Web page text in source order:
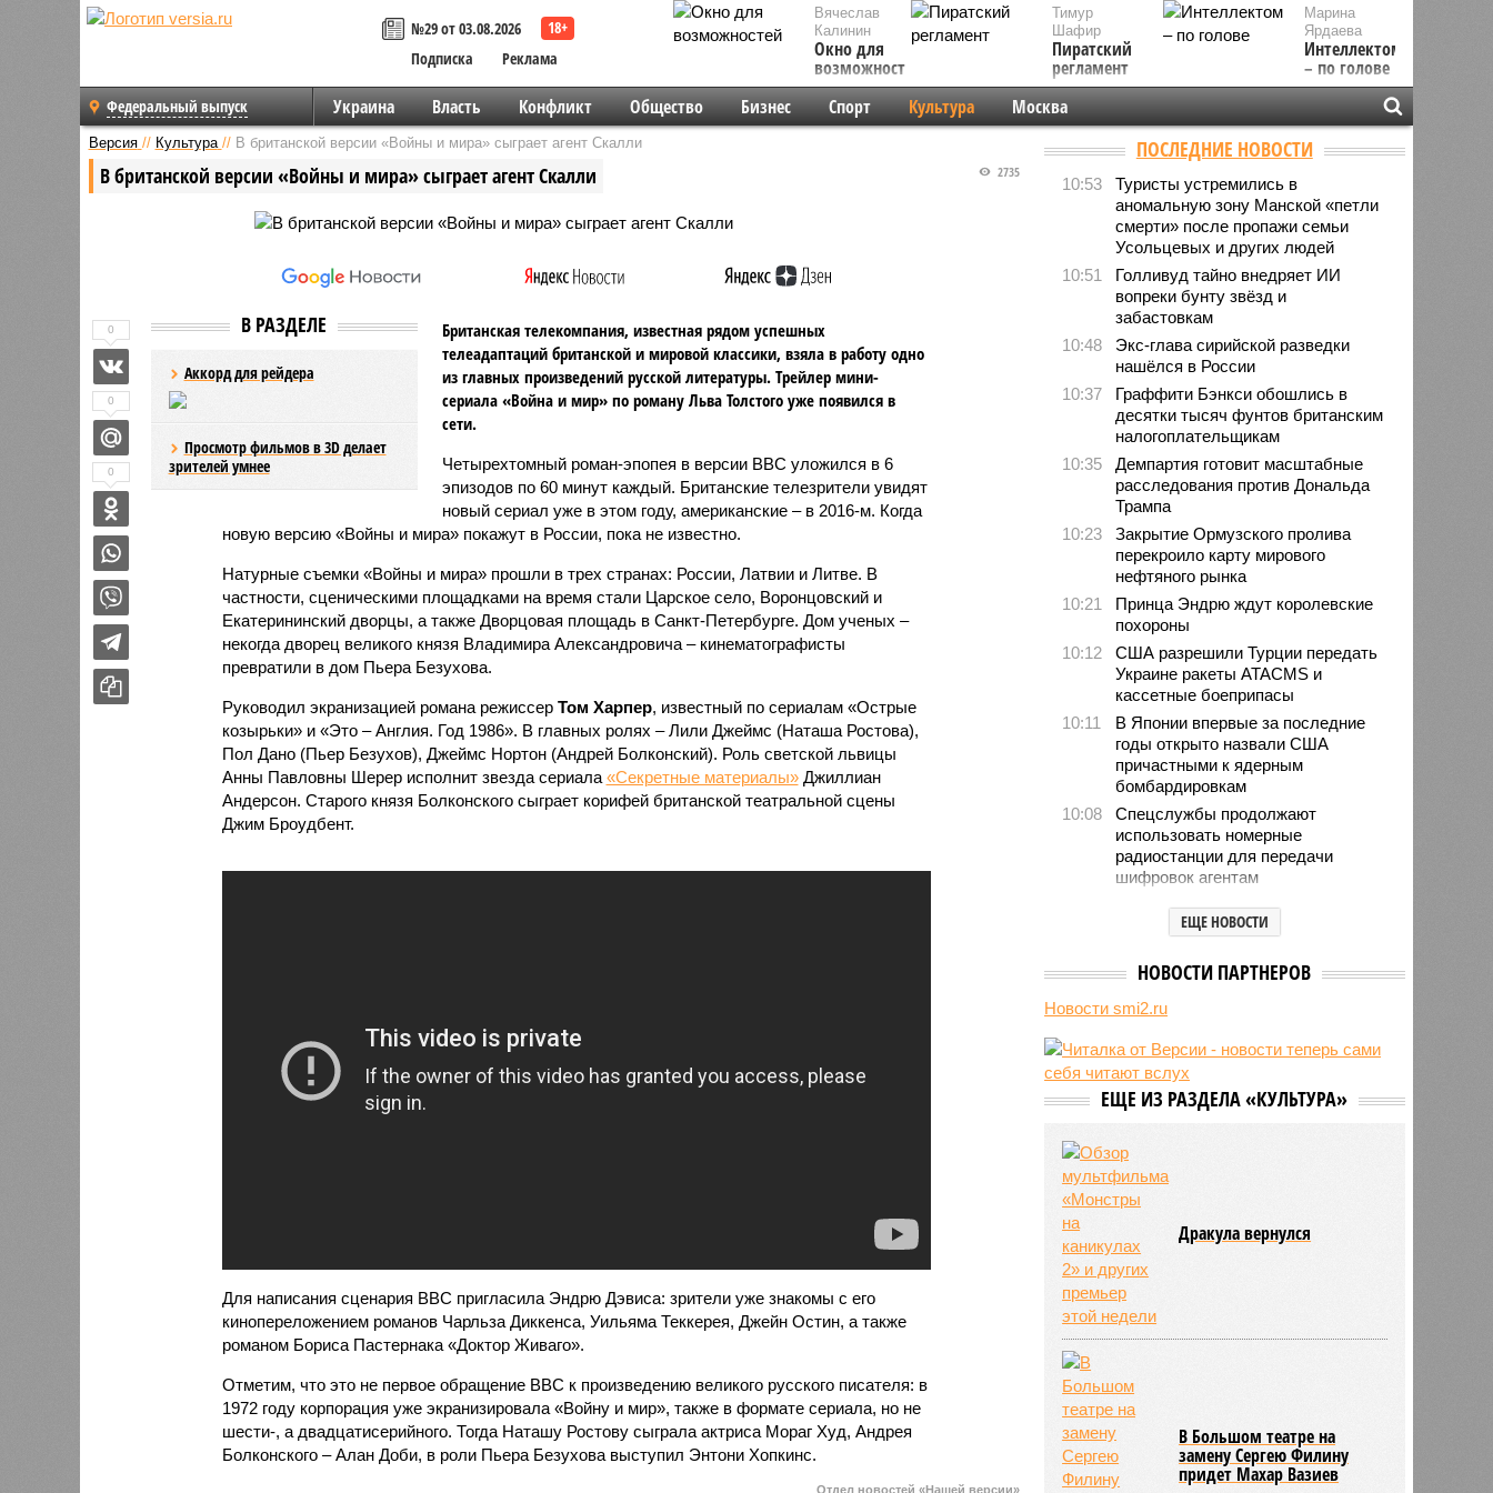
№29 от 03.08.2026
Подписка
Реклама
Вячеслав
Калинин
Окно для
возможностей
Марина
Ярдаева
Интеллектом
– по голове
Тимур
Шафир
Пиратский
регламент
Федеральный выпуск Украина Власть Конфликт Общество Бизнес Спорт Культура Москва
Версия // Культура // В британской версии «Войны и мира» сыграет агент Скалли
В британской версии «Войны и мира» сыграет агент Скалли 2735
В РАЗДЕЛЕ
Аккорд для рейдера
Просмотр фильмов в 3D делает
зрителей умнее
Британская телекомпания, известная рядом успешных
телеадаптаций британской и мировой классики, взяла в работу одно
из главных произведений русской литературы. Трейлер мини-
сериала «Война и мир» по роману Льва Толстого уже появился в
сети.
Четырехтомный роман-эпопея в версии ВВС уложился в 6
эпизодов по 60 минут каждый. Британские телезрители увидят
новый сериал уже в этом году, американские – в 2016-м. Когда
новую версию «Войны и мира» покажут в России, пока не известно.
Натурные съемки «Войны и мира» прошли в трех странах: России, Латвии и Литве. В
частности, сценическими площадками на время стали Царское село, Воронцовский и
Екатерининский дворцы, а также Дворцовая площадь в Санкт-Петербурге. Дом ученых –
некогда дворец великого князя Владимира Александровича – кинематографисты
превратили в дом Пьера Безухова.
Руководил экранизацией романа режиссер Том Харпер, известный по сериалам «Острые
козырьки» и «Это – Англия. Год 1986». В главных ролях – Лили Джеймс (Наташа Ростова),
Пол Дано (Пьер Безухов), Джеймс Нортон (Андрей Болконский). Роль светской львицы
Анны Павловны Шерер исполнит звезда сериала «Секретные материалы»Джиллиан
Андерсон. Старого князя Болконского сыграет корифей британской театральной сцены
Джим Броудбент.
Для написания сценария ВВС пригласила Эндрю Дэвиса: зрители уже знакомы с его
кинопереложением романов Чарльза Диккенса, Уильяма Теккерея, Джейн Остин, а также
романом Бориса Пастернака «Доктор Живаго».
Отметим, что это не первое обращение ВВС к произведению великого русского писателя: в
1972 году корпорация уже экранизировала «Войну и мир», также в формате сериала, но не
шести-, а двадцатисерийного. Тогда Наташу Ростову сыграла актриса Мораг Худ, Андрея
Болконского – Алан Доби, в роли Пьера Безухова выступил Энтони Хопкинс.
0
0
0
Отдел новостей «Нашей версии»
ПОСЛЕДНИЕ НОВОСТИ
10:53
Туристы устремились в
аномальную зону Манской «петли
смерти» после пропажи семьи
Усольцевых и других людей
10:51
Голливуд тайно внедряет ИИ
вопреки бунту звёзд и
забастовкам
10:48
Экс-глава сирийской разведки
нашёлся в России
10:37
Граффити Бэнкси обошлись в
десятки тысяч фунтов британским
налогоплательщикам
10:35
Демпартия готовит масштабные
расследования против Дональда
Трампа
10:23
Закрытие Ормузского пролива
перекроило карту мирового
нефтяного рынка
10:21
Принца Эндрю ждут королевские
похороны
10:12
США разрешили Турции передать
Украине ракеты ATACMS и
кассетные боеприпасы
10:11
В Японии впервые за последние
годы открыто назвали США
причастными к ядерным
бомбардировкам
10:08
Спецслужбы продолжают
использовать номерные
радиостанции для передачи
шифровок агентам
Детство без ИИ назвали
привилегией элиты
недовольны 80% граждан
09:48
Россия нарастит количество
09:47
Пентагон дал оборонщикам 21
день на план по ускорению
производства ракет
ЕЩЕ НОВОСТИ
НОВОСТИ ПАРТНЕРОВ
Новости smi2.ru
ЕЩЕ ИЗ РАЗДЕЛА «КУЛЬТУРА»
Дракула вернулся
В Большом театре на
замену Сергею Филину
придет Махар Вазиев